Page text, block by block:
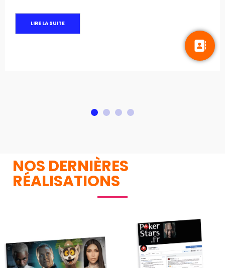
LIRE LA SUITE
NOS DERNIÈRES
RÉALISATIONS